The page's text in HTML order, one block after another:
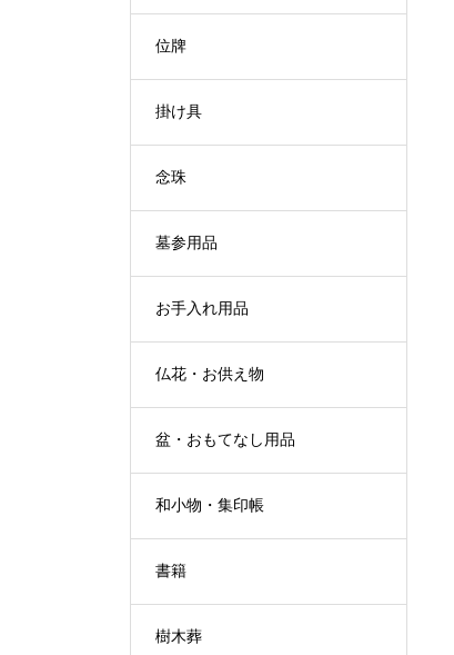
位牌
掛け具
念珠
墓参用品
お手入れ用品
仏花・お供え物
盆・おもてなし用品
和小物・集印帳
書籍
樹木葬